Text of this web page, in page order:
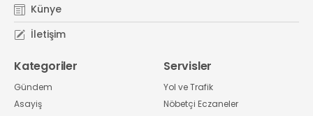
Künye
İletişim
Kategoriler
Gündem
Asayiş
Servisler
Yol ve Trafik
Nöbetçi Eczaneler